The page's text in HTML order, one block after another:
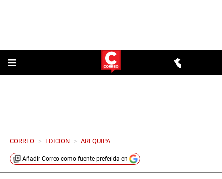
CORREO > EDICION > AREQUIPA
Añadir Correo como fuente preferida en